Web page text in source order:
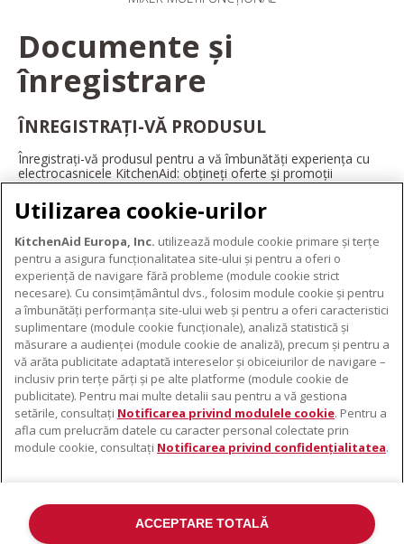
Documente și
înregistrare
ÎNREGISTRAȚI-VĂ PRODUSUL
Înregistrați-vă produsul pentru a vă îmbunătăți experiența cu
electrocasnicele KitchenAid: obțineți oferte și promoții
exclusive, ponturi și sfaturi de la profesioniști și multe altele.
ÎNREGISTRAȚI-VĂ ACUM
DESPRE KITCHENAID
Despre KitchenAid
Istoria mărcii
ODR
PRODUSELE NOASTRE
Electrocasnice mici
Accesorii pentru produse
SUPORT
De unde cumpărați
Localizator centre de service
Contacte
Utilizarea cookie-urilor
KitchenAid Europa, Inc. utilizează module cookie primare și terțe
pentru a asigura funcționalitatea site-ului și pentru a oferi o
experiență de navigare fără probleme (module cookie strict
necesare). Cu consimțământul dvs., folosim module cookie și pentru
a îmbunătăți performanța site-ului web și pentru a oferi caracteristici
suplimentare (module cookie funcționale), analiză statistică și
măsurare a audienței (module cookie de analiză), precum și pentru a
vă arăta publicitate adaptată intereselor și obiceiurilor de navigare –
inclusiv prin terțe părți și pe alte platforme (module cookie de
publicitate). Pentru mai multe detalii sau pentru a vă gestiona
setările, consultați Notificarea privind modulele cookie. Pentru a
afla cum prelucrăm datele cu caracter personal colectate prin
module cookie, consultați Notificarea privind confidențialitatea.
ACCEPTARE TOTALĂ